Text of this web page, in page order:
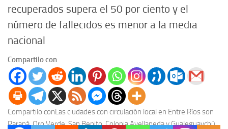
recuperados supera el 50 por ciento y el
número de fallecidos es menor a la media
nacional
Compartilo con
Compartilo conLas ciudades con circulación local en Entre Ríos son
Paraná, Oro Verde, San Benito, Colonia Avellaneda y Gualeguaychú.